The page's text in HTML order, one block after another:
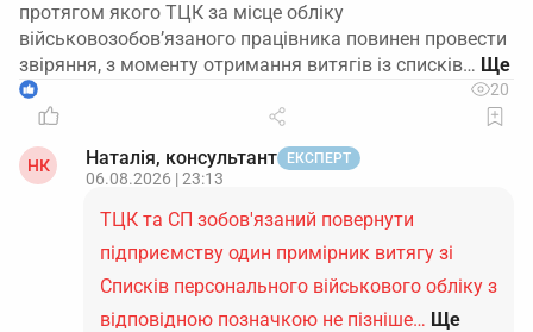
протягом якого ТЦК за місце обліку
військовозобов’язаного працівника повинен провести
звіряння, з моменту отримання витягів із списків…
1 20
НК Наталія, консультант ЕКСПЕРТ
06.08.2026 | 23:13
ТЦК та СП зобов'язаний повернути
підприємству один примірник витягу зі
Списків персонального військового обліку з
відповідною позначкою не пізніше… Ще